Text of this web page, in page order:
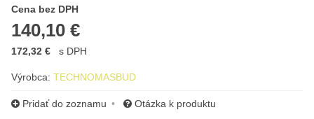
Cena bez DPH
140,10 €
Cena s DPH
172,32 € s DPH
Výrobca: TECHNOMASBUD
Pridať do zoznamu Otázka k produktu